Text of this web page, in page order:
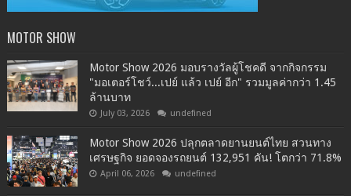
MOTOR SHOW
Motor Show 2026 มอบรางวัลผู้โชคดี จากกิจกรรม
"มอเตอร์โชว์...เปย์ แล้ว เปย์ อีก" รวมมูลค่ากว่า 1.45
ล้านบาท
July 03, 2026 undefined
Motor Show 2026 ปลุกตลาดยานยนต์ไทย สวนทาง
เศรษฐกิจ ยอดจองรถยนต์ 132,951 คัน! โตกว่า 71.8%
April 06, 2026 undefined